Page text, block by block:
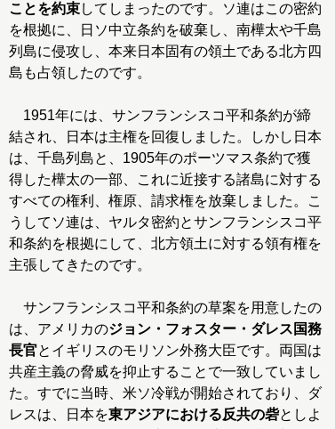
ことを約束してしまったのです。ソ連はこの密約
を根拠に、日ソ中立条約を破棄し、南樺太や千島
列島に侵攻し、本来日本固有の領土である北方四
島も占領したのです。
1951年には、サンフランシスコ平和条約が締
結され、日本は主権を回復しました。しかし日本
は、千島列島と、1905年のポーツマス条約で獲
得した樺太の一部、これに近接する諸島に対する
すべての権利、権原、請求権を放棄しました。こ
うしてソ連は、ヤルタ密約とサンフランシスコ平
和条約を根拠にして、北方領土に対する領有権を
主張してきたのです。
サンフランシスコ平和条約の草案を用意したの
は、アメリカのジョン・フォスター・ダレス国務
長官とイギリスのモリソン外務大臣です。両国は
共産主義の脅威を抑止することで一致していまし
た。すでに当時、米ソ冷戦が開始されており、ダ
レスは、日本を東アジアにおける反共の砦としよ